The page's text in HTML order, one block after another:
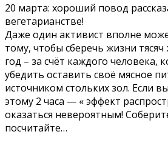
20 марта: хороший повод
вегетарианстве!
Даже один активист вполне
тому, чтобы сберечь жизни
год – за счёт каждого человека,
убедить оставить своё мясное
источником стольких зол. Если
этому 2 часа — « эффект
оказаться невероятным!
посчитайте…